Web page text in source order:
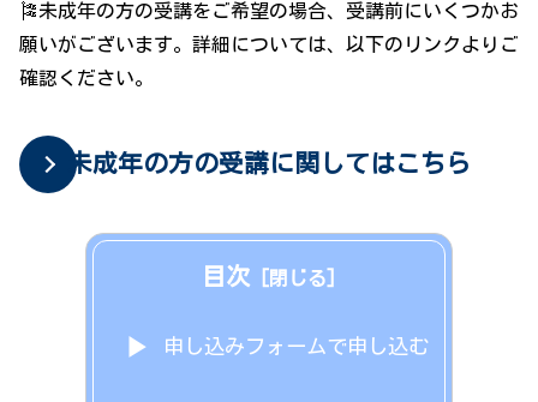
🎏未成年の方の受講をご希望の場合、受講前にいくつかお
願いがございます。詳細については、以下のリンクよりご
確認ください。
未成年の方の受講に関してはこちら
目次
申し込みフォームで申し込む